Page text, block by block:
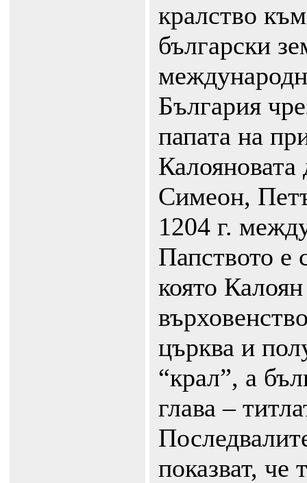
кралство
български
България
папата на
Калояновата
Симеон,
1204 г.
Папството е
която
църква и
“крал”, а
глава –
показват, че